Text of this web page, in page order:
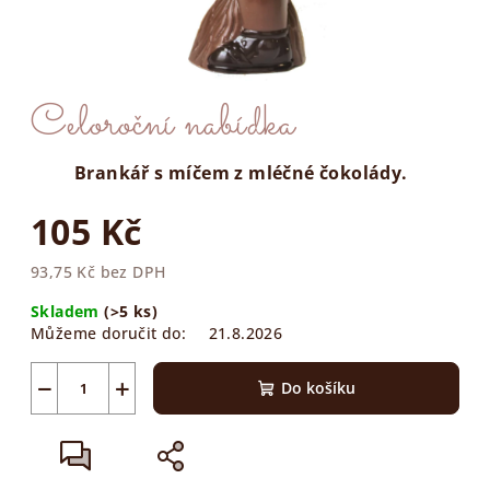
Celoroční nabídka
Brankář s míčem z mléčné čokolády.
105 Kč
93,75 Kč bez DPH
cena:
Skladem(>5 ks)
Můžeme doručit do:
21.8.2026
+
− Do košíku